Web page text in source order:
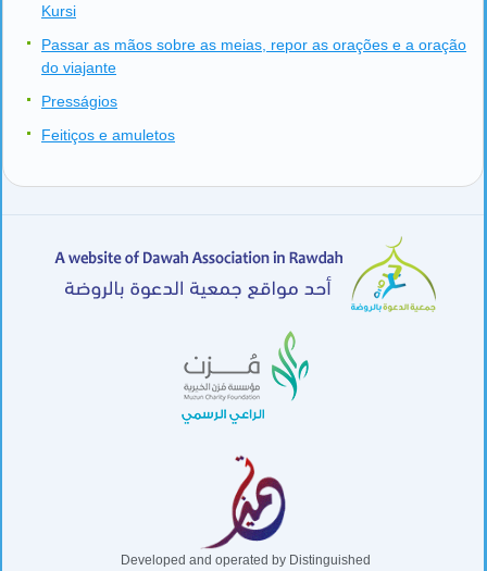
Kursi
Passar as mãos sobre as meias, repor as orações e a oração
do viajante
Presságios
Feitiços e amuletos
Developed and operated by Distinguished